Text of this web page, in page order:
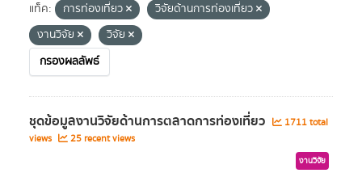
แท็ค: การท่องเที่ยว
วิจัยด้านการท่องเที่ยว
งานวิจัย
วิจัย
กรองผลลัพธ์
ชุดข้อมูลงานวิจัยด้านการตลาดการท่องเที่ยว
1711 total
views
25 recent views
งานวิจัย